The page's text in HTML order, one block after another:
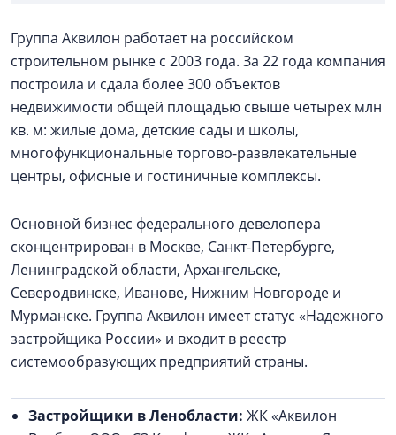
Группа Аквилон работает на российском
строительном рынке с 2003 года. За 22 года компания
построила и сдала более 300 объектов
недвижимости общей площадью свыше четырех млн
кв. м: жилые дома, детские сады и школы,
многофункциональные торгово-развлекательные
центры, офисные и гостиничные комплексы.
Основной бизнес федерального девелопера
сконцентрирован в Москве, Санкт-Петербурге,
Ленинградской области, Архангельске,
Северодвинске, Иванове, Нижним Новгороде и
Мурманске. Группа Аквилон имеет статус «Надежного
застройщика России» и входит в реестр
системообразующих предприятий страны.
Застройщики в Ленобласти: ЖК «Аквилон